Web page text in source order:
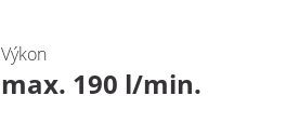
Výkon
max. 190 l/min.